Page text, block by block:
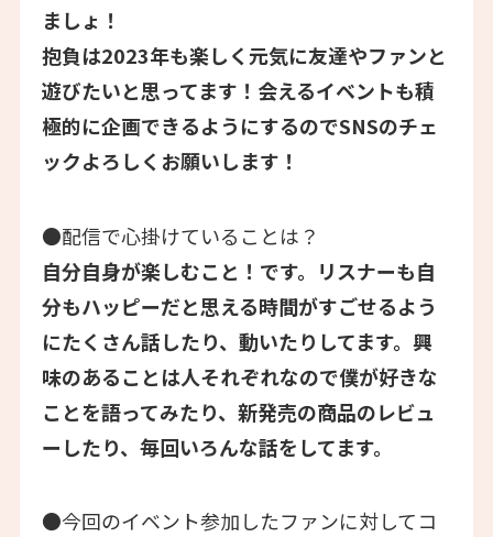
ましょ！
抱負は2023年も楽しく元気に友達やファンと
遊びたいと思ってます！会えるイベントも積
極的に企画できるようにするのでSNSのチェ
ックよろしくお願いします！
●配信で心掛けていることは？
自分自身が楽しむこと！です。リスナーも自
分もハッピーだと思える時間がすごせるよう
にたくさん話したり、動いたりしてます。興
味のあることは人それぞれなので僕が好きな
ことを語ってみたり、新発売の商品のレビュ
ーしたり、毎回いろんな話をしてます。
●今回のイベント参加したファンに対してコ